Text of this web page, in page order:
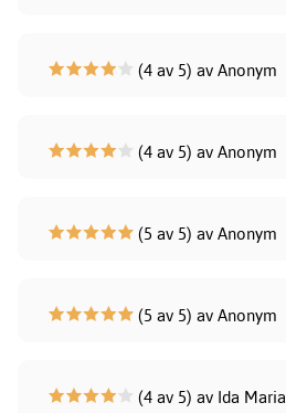
(4 av 5) av Anonym
(4 av 5) av Anonym
(5 av 5) av Anonym
(5 av 5) av Anonym
(4 av 5) av Ida Maria